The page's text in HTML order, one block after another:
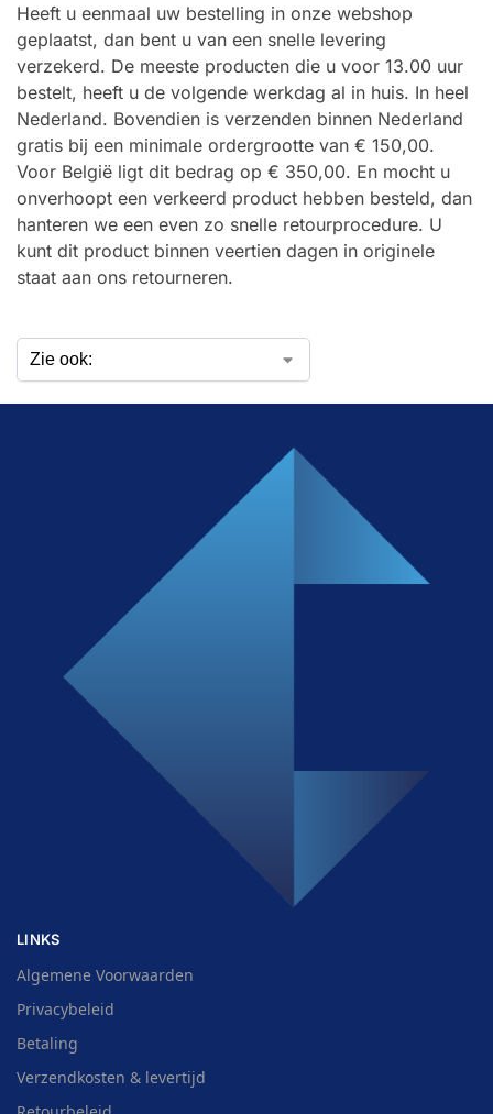
Heeft u eenmaal uw bestelling in onze webshop
geplaatst, dan bent u van een snelle levering
verzekerd. De meeste producten die u voor 13.00 uur
bestelt, heeft u de volgende werkdag al in huis. In heel
Nederland. Bovendien is verzenden binnen Nederland
gratis bij een minimale ordergrootte van € 150,00.
Voor België ligt dit bedrag op € 350,00. En mocht u
onverhoopt een verkeerd product hebben besteld, dan
hanteren we een even zo snelle retourprocedure. U
kunt dit product binnen veertien dagen in originele
staat aan ons retourneren.
LINKS
Algemene Voorwaarden
Privacybeleid
Betaling
Verzendkosten & levertijd